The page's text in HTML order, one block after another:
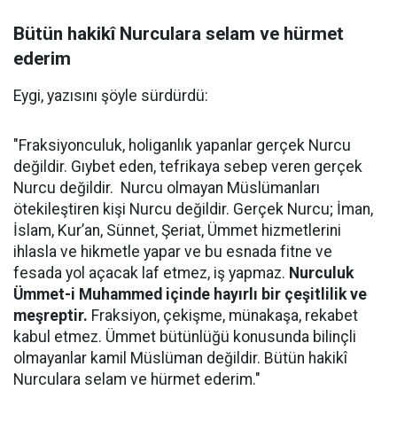
Bütün hakikî Nurculara selam ve hürmet
ederim
Eygi, yazısını şöyle sürdürdü:
"Fraksiyonculuk, holiganlık yapanlar gerçek Nurcu
değildir. Gıybet eden, tefrikaya sebep veren gerçek
Nurcu değildir. Nurcu olmayan Müslümanları
ötekileştiren kişi Nurcu değildir. Gerçek Nurcu; İman,
İslam, Kur’an, Sünnet, Şeriat, Ümmet hizmetlerini
ihlasla ve hikmetle yapar ve bu esnada fitne ve
fesada yol açacak laf etmez, iş yapmaz. Nurculuk
Ümmet-i Muhammed içinde hayırlı bir çeşitlilik ve
meşreptir. Fraksiyon, çekişme, münakaşa, rekabet
kabul etmez. Ümmet bütünlüğü konusunda bilinçli
olmayanlar kamil Müslüman değildir. Bütün hakikî
Nurculara selam ve hürmet ederim."